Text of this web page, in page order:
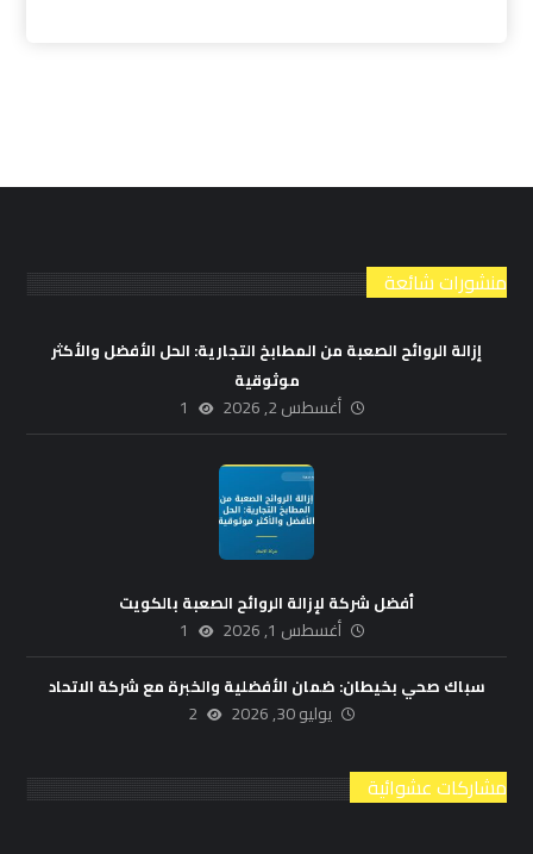
منشورات شائعة
إزالة الروائح الصعبة من المطابخ التجارية: الحل الأفضل والأكثر
موثوقية
أغسطس 2, 2026 1
أفضل شركة لإزالة الروائح الصعبة بالكويت
أغسطس 1, 2026 1
سباك صحي بخيطان: ضمان الأفضلية والخبرة مع شركة الاتحاد
يوليو 30, 2026 2
مشاركات عشوائية